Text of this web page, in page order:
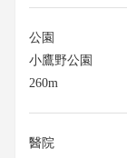
公園
小鷹野公園
260m
醫院